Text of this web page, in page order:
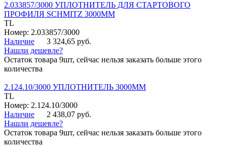
2.033857/3000 УПЛОТНИТЕЛЬ ДЛЯ СТАРТОВОГО
ПРОФИЛЯ SCHMITZ 3000ММ
TL
Номер: 2.033857/3000
Наличие
3 324,65 руб.
Нашли дешевле?
Остаток товара 9шт, сейчас нельзя заказать больше этого
количества
2.124.10/3000 УПЛОТНИТЕЛЬ 3000ММ
TL
Номер: 2.124.10/3000
Наличие
2 438,07 руб.
Нашли дешевле?
Остаток товара 9шт, сейчас нельзя заказать больше этого
количества